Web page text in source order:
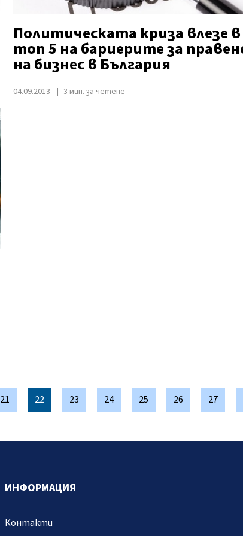
Политическата криза влезе в
топ 5 на бариерите за
на бизнес в България
04.09.2013 3 мин. за четене
21 22 23 24 25 26 27
ИНФОРМАЦИЯ
Контакти